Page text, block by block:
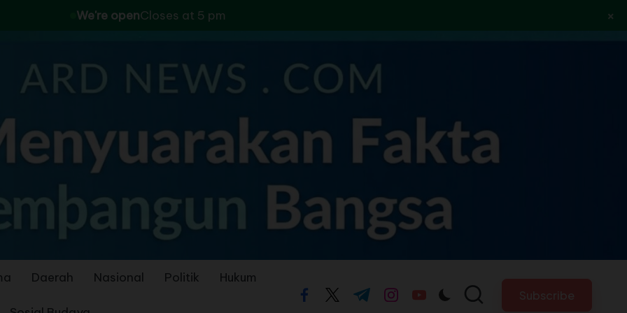
We're openCloses at 5 pm ×
Daerah Nasional Politik Hukum